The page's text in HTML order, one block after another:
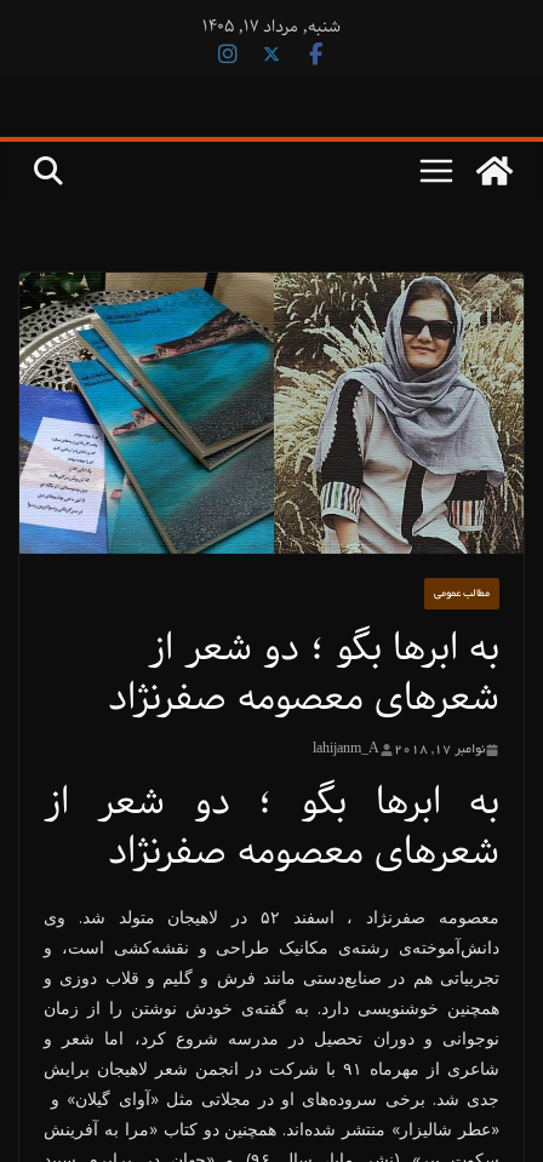
شنبه, مرداد ۱۷, ۱۴۰۵
مطالب عمومی
به ابرها بگو ؛ دو شعر از
شعرهای معصومه صفرنژاد
نوامبر 17, 2018 lahijanm_A
به ابرها بگو ؛ دو شعر از
شعرهای معصومه صفرنژاد
معصومه صفرنژاد ، اسفند ۵۲ در لاهیجان متولد شد. وی
دانش‌آموخته‌ی رشته‌ی مکانیک طراحی و نقشه‌کشی است، و
تجربیاتی هم در صنایع‌دستی مانند فرش و گلیم و قلاب دوزی و
همچنین خوشنویسی دارد. به گفته‌ی خودش نوشتن را از زمان
نوجوانی و دوران تحصیل در مدرسه شروع کرد، اما شعر و
شاعری از مهرماه ۹۱ با شرکت در انجمن شعر لاهیجان برایش
جدی شد. برخی سروده‌های او در مجلاتی مثل «آوای گیلان» و
«عطر شالیزار» منتشر شده‌اند. همچنین دو کتاب «مرا به آفرینش